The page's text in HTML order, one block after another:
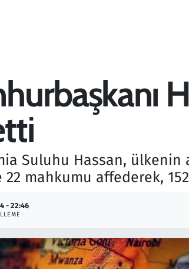
Suluhu Hassan, ülkenin
22 mahkumu affederek,
- 22:46